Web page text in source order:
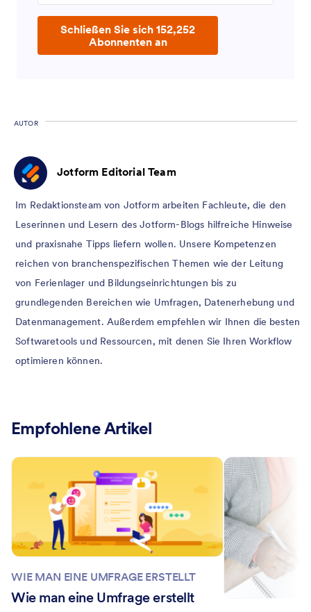
Schließen Sie sich 152,252
Abonnenten an
AUTOR
Jotform Editorial Team
Im Redaktionsteam von Jotform arbeiten Fachleute, die den
Leserinnen und Lesern des Jotform-Blogs hilfreiche Hinweise
und praxisnahe Tipps liefern wollen. Unsere Kompetenzen
reichen von branchenspezifischen Themen wie der Leitung
von Ferienlager und Bildungseinrichtungen bis zu
grundlegenden Bereichen wie Umfragen, Datenerhebung und
Datenmanagement. Außerdem empfehlen wir Ihnen die besten
Softwaretools und Ressourcen, mit denen Sie Ihren Workflow
optimieren können.
Empfohlene Artikel
WIE MAN EINE UMFRAGE ERSTELLT
Wie man eine Umfrage erstellt